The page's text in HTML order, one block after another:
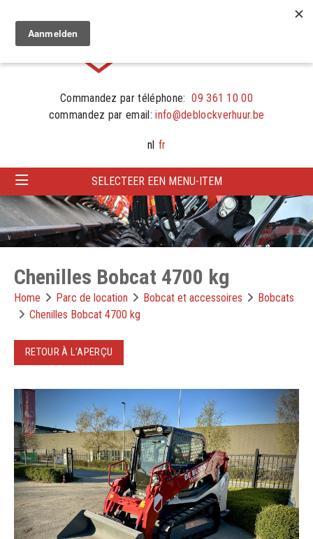
Commandez par téléphone: 09 361 10 00
commandez par email: info@deblockverhuur.be
nl fr
SELECTEER EEN MENU-ITEM
Chenilles Bobcat 4700 kg
Home Parc de location Bobcat et accessoires
Bobcats
Chenilles Bobcat 4700 kg
RETOUR À L'APERÇU